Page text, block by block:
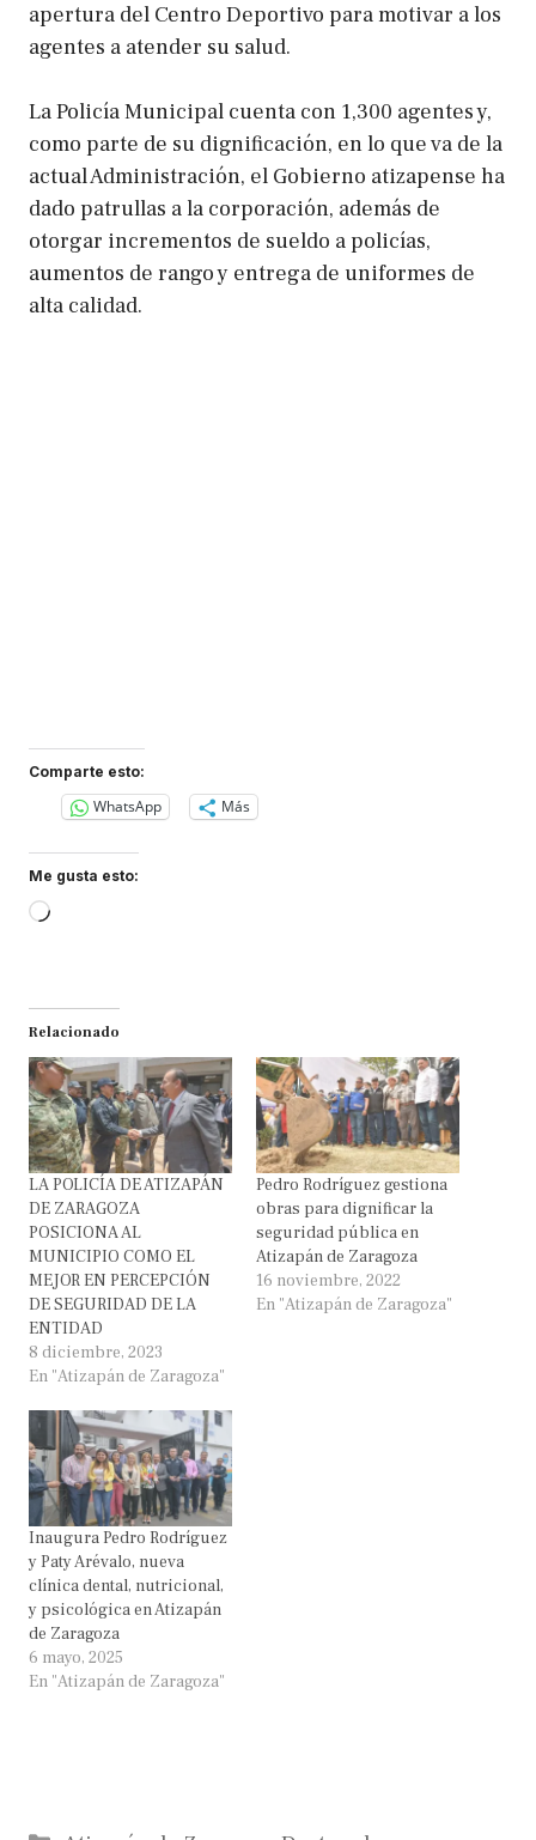
apertura del Centro Deportivo para motivar a los
agentes a atender su salud.
La Policía Municipal cuenta con 1,300 agentes y,
como parte de su dignificación, en lo que va de la
actual Administración, el Gobierno atizapense ha
dado patrullas a la corporación, además de
otorgar incrementos de sueldo a policías,
aumentos de rango y entrega de uniformes de
alta calidad.
Comparte esto:
WhatsApp Más
Me gusta esto:
Loading…
Relacionado
LA POLICÍA DE ATIZAPÁN
DE ZARAGOZA
POSICIONA AL
MUNICIPIO COMO EL
MEJOR EN PERCEPCIÓN
DE SEGURIDAD DE LA
ENTIDAD
8 diciembre, 2023
En "Atizapán de Zaragoza"
Pedro Rodríguez gestiona
obras para dignificar la
seguridad pública en
Atizapán de Zaragoza
16 noviembre, 2022
En "Atizapán de Zaragoza"
Inaugura Pedro Rodríguez
y Paty Arévalo, nueva
clínica dental, nutricional,
y psicológica en Atizapán
de Zaragoza
6 mayo, 2025
En "Atizapán de Zaragoza"